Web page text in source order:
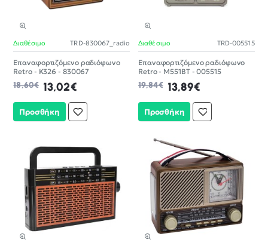
-30%
Διαθέσιμο TRD-830067_radio
Επαναφορτιζόμενο ραδιόφωνο
Retro - K326 - 830067
13,02€
18,60€
Προσθήκη
-30%
Διαθέσιμο TRD-005515
Επαναφορτιζόμενο ραδιόφωνο
Retro - M551BT - 005515
13,89€
19,84€
Προσθήκη